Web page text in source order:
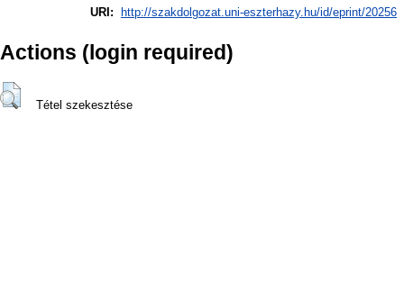
URI:
http://szakdolgozat.uni-eszterhazy.hu/id/eprint/20256
Actions (login required)
Tétel szekesztése